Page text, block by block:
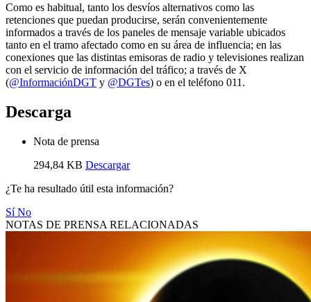
Como es habitual, tanto los desvíos alternativos como las
retenciones que puedan producirse, serán convenientemente
informados a través de los paneles de mensaje variable ubicados
tanto en el tramo afectado como en su área de influencia; en las
conexiones que las distintas emisoras de radio y televisiones realizan
con el servicio de información del tráfico; a través de X
(@InformaciónDGT y @DGTes) o en el teléfono 011.
Descarga
Nota de prensa
294,84 KB Descargar
¿Te ha resultado útil esta información?
SíNo
NOTAS DE PRENSA RELACIONADAS